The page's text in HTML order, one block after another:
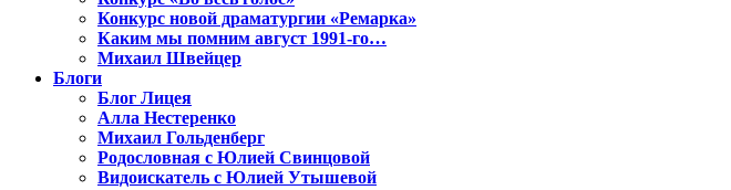
Конкурс новой драматургии «Ремарка»
Каким мы помним август 1991-го…
Михаил Швейцер
Блоги
Блог Лицея
Алла Нестеренко
Михаил Гольденберг
Родословная с Юлией Свинцовой
Видоискатель с Юлией Утышевой